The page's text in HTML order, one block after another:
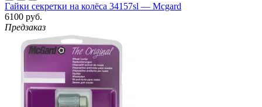
Гайки секретки на колёса 34157sl — Mcgard
6100 руб.
Предзаказ